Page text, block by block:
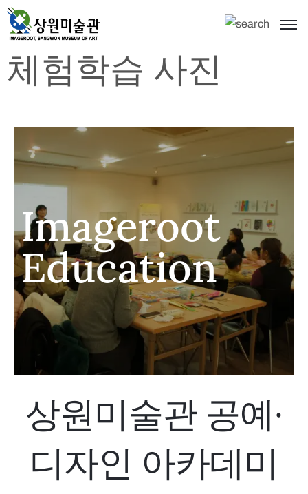
체험학습 사진
Imageroot
Education
상원미술관 공예·
디자인 아카데미